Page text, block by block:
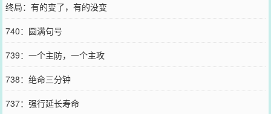
终局：有的变了，有的没变
740：圆满句号
739：一个主防，一个主攻
738：绝命三分钟
737：强行延长寿命